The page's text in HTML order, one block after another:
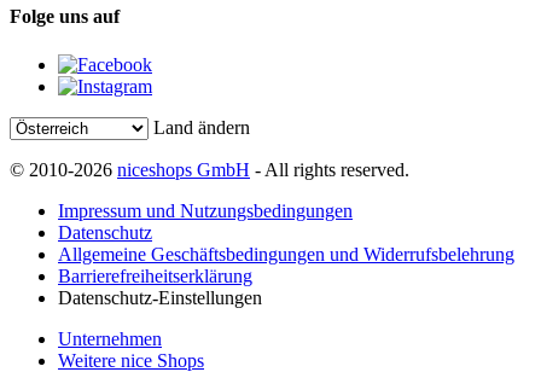
Folge uns auf
Land ändern
© 2010-2026 niceshops GmbH - All rights reserved.
Impressum und Nutzungsbedingungen
Datenschutz
Allgemeine Geschäftsbedingungen und Widerrufsbelehrung
Barrierefreiheitserklärung
Datenschutz-Einstellungen
Unternehmen
Weitere nice Shops